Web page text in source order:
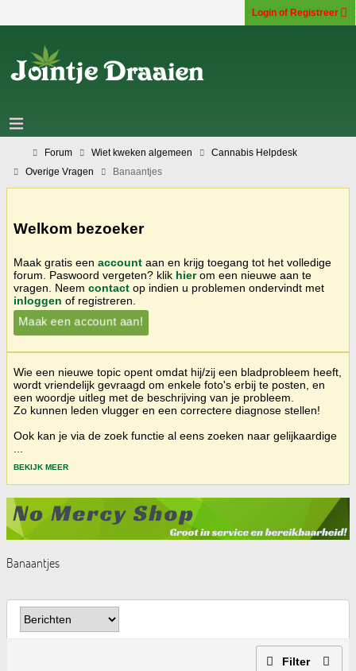
Login of Registreer
Forum Wiet kweken algemeen
Cannabis Helpdesk
Overige Vragen
Banaantjes
Welkom bezoeker
Maak gratis een account aan en krijg toegang tot het volledige
forum. Paswoord vergeten? klik hierom een nieuwe aan te
vragen. Neem contact op indien u problemen ondervindt met
inloggen of registreren.
Maak een account aan!
Wie een nieuwe topic opent omdat hij/zij een bladprobleem heeft,
wordt vriendelijk gevraagd om enkele foto's erbij te posten, en
een woordje uitleg met de beschrijving van je probleem.
Zo kunnen leden vlugger en een correctere diagnose stellen!
Ook kan je via de zoek functie al eens zoeken naar gelijkaardige
BEKIJK MEER
Banaantjes
Filter